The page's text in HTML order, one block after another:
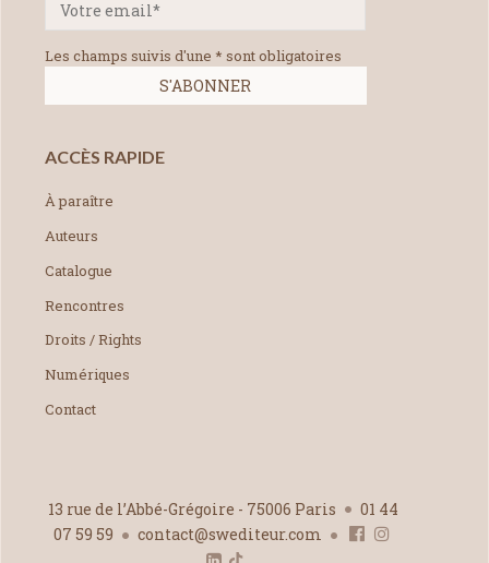
Les champs suivis d'une * sont obligatoires
ACCÈS RAPIDE
À paraître
Auteurs
Catalogue
Rencontres
Droits / Rights
Numériques
Contact
13 rue de l’Abbé-Grégoire - 75006 Paris
01 44
07 59 59
contact@swediteur.com